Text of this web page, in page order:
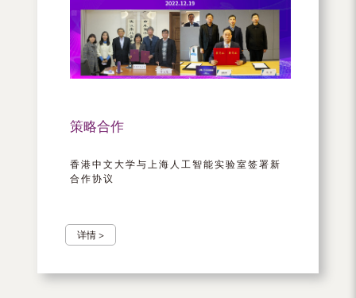
策略合作
香港中文大学与上海人工智能实验室签署新
合作协议
详情 >